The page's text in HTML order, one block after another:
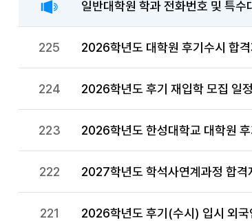
일반대학원 학과 전화번호 및 특수
225 2026학년도 대학원 후기수시 합
224 2026학년도 후기 재입학 모집 일
223 2026학년도 한성대학교 대학원
222 2027학년도 학석사연계과정 합격
221 2026학년도 후기(수시) 입시 외국